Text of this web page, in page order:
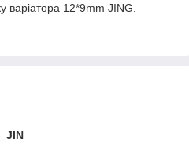
варіатора 12*9mm JING.
JIN